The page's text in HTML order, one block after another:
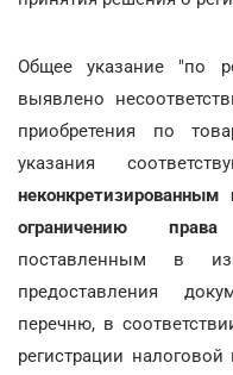
Общее указание "по
выявлено
приобретения по
указания
ограничению права
поставленным в
предоставления
перечню, в
регистрации